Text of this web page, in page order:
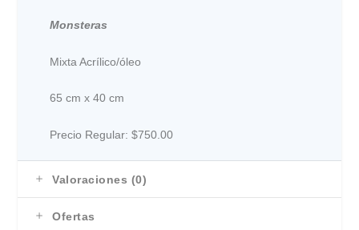
Monsteras
Mixta Acrílico/óleo
65 cm x 40 cm
Precio Regular: $750.00
Valoraciones (0)
Ofertas